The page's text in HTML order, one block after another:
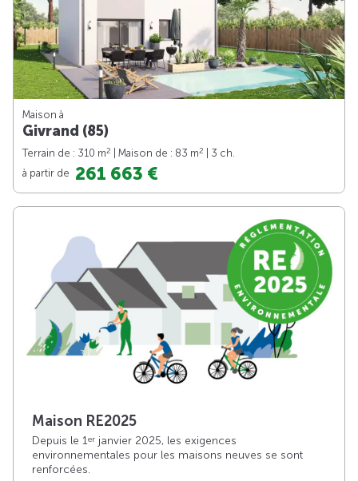
Maison à
Givrand (85)
Terrain de : 310 m2 | Maison de : 83 m2
| 3 ch.
à partir de 261 663 €
Maison RE2025
Depuis le 1er janvier 2025, les exigences
environnementales pour les maisons neuves se sont
renforcées.